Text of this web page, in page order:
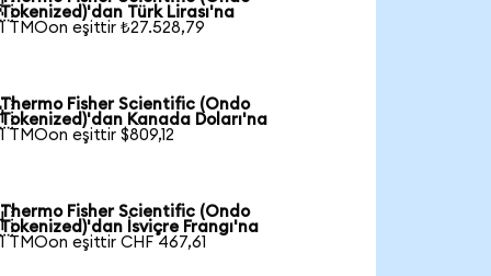
Tokenized)'dan Türk Lirası'na
1 TMOon eşittir ₺27.528,79
Thermo Fisher Scientific (Ondo
Tokenized)'dan Kanada Doları'na
1 TMOon eşittir $809,12
Thermo Fisher Scientific (Ondo
Tokenized)'dan İsviçre Frangı'na
1 TMOon eşittir CHF 467,61